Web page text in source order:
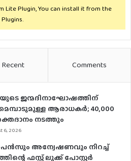
Lite Plugin, You can install it from the
Recent Comments
ജന്മദിനാഘോഷത്തിന്
ആരാധകര്‍; 40,000
നടത്തും
6, 2026
അന്വേഷണവും നിറച്ച്
ഫസ്റ്റ് ലുക്ക് പോസ്റ്റര്‍